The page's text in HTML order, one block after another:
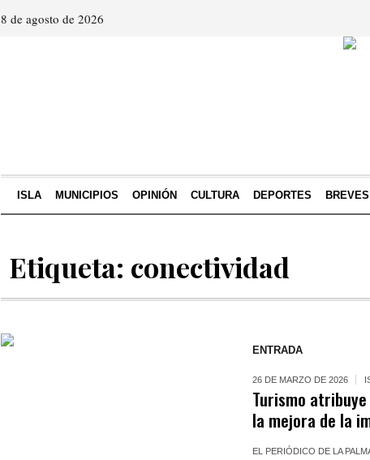
8 de agosto de 2026
ISLA MUNICIPIOS OPINIÓN CULTURA DEPORTES BREVES
Etiqueta: conectividad
ENTRADA
26 DE MARZO DE 2026
Turismo
la mejora de la
EL PERIÓDICO DE LA